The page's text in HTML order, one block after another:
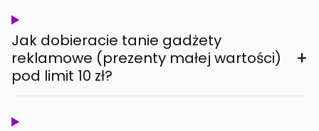
Jak dobieracie tanie gadżety
reklamowe (prezenty małej wartości)
pod limit 10 zł?
+